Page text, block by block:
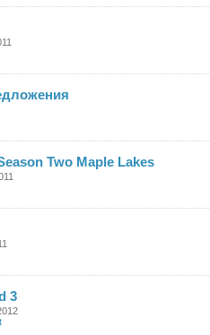
Two Maple Lakes
3